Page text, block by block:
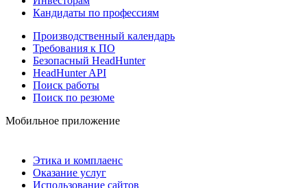
Кандидаты по профессиям
Производственный календарь
Требования к ПО
Безопасный HeadHunter
HeadHunter API
Поиск работы
Поиск по резюме
Мобильное приложение
Этика и комплаенс
Оказание услуг
Использование сайтов